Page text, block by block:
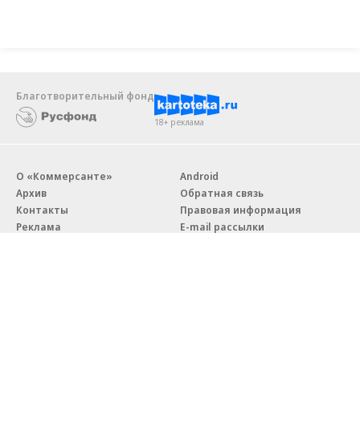
Благотворительный фонд
18+ реклама
О «Коммерсанте»
Архив
Контакты
Реклама
Android
Обратная связь
Правовая информация
E-mail рассылки